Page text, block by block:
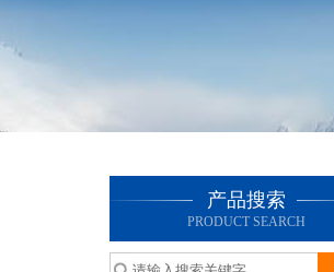
产品搜索
PRODUCT SEARCH